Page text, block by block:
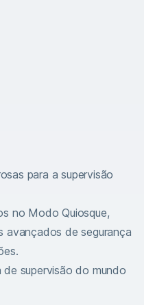
para a supervisão
no Modo Quiosque,
avançados de segurança
supervisão do mundo